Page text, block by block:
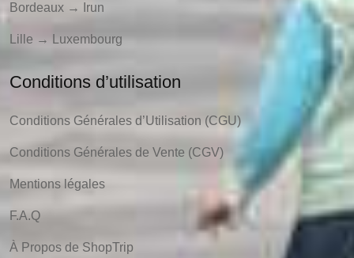
Bordeaux → Irun
Lille → Luxembourg
Conditions d’utilisation
Conditions Générales d’Utilisation (CGU)
Conditions Générales de Vente (CGV)
Mentions légales
F.A.Q
À Propos de ShopTrip